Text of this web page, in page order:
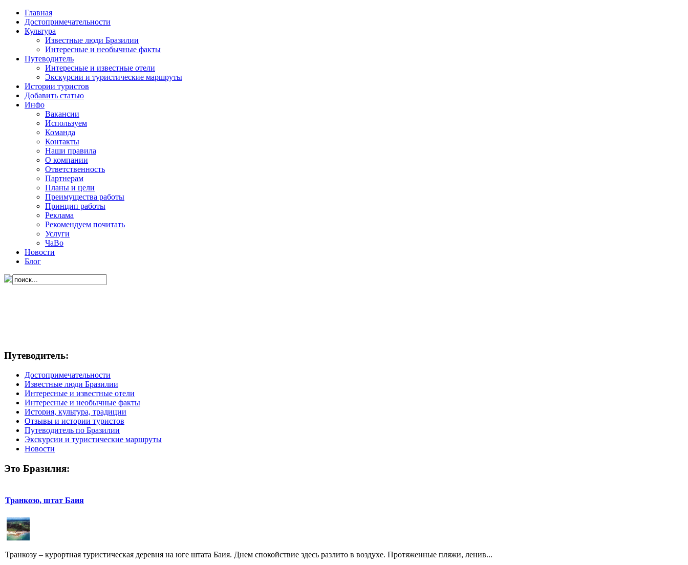
Главная
Достопримечательности
Культура
Известные люди Бразилии
Интересные и необычные факты
Путеводитель
Интересные и известные отели
Экскурсии и туристические маршруты
Истории туристов
Добавить статью
Инфо
Вакансии
Используем
Команда
Контакты
Наши правила
О компании
Ответственность
Партнерам
Планы и цели
Преимущества работы
Принцип работы
Реклама
Рекомендуем почитать
Услуги
ЧаВо
Новости
Блог
Путеводитель:
Достопримечательности
Известные люди Бразилии
Интересные и известные отели
Интересные и необычные факты
История, культура, традиции
Отзывы и истории туристов
Путеводитель по Бразилии
Экскурсии и туристические маршруты
Новости
Это Бразилия:
Транкозо, штат Баия
Транкозу – курортная туристическая деревня на юге штата Баия. Днем спокойствие здесь разлито в воздухе. Протяженные пляжи, ленив...